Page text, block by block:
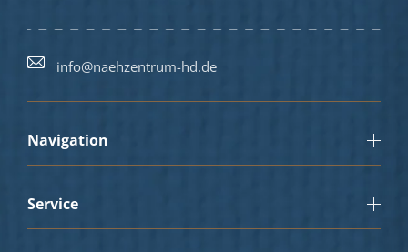
info@naehzentrum-hd.de
Navigation
Service